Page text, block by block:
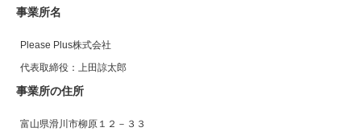
事業所名
Please Plus株式会社
代表取締役：上田諒太郎
事業所の住所
富山県滑川市柳原１２－３３